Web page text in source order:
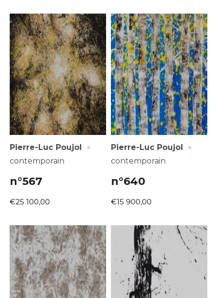
Pierre-Luc Poujol ·
contemporain
n°567
€25 100,00
Pierre-Luc Poujol ·
contemporain
n°640
€15 900,00